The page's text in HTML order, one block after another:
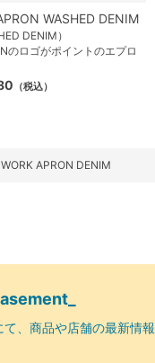
WASHED DENIM
DENIM）
のロゴがポイントのエプロ
（税込）
APRON DENIM
、商品や店舗の最新情報